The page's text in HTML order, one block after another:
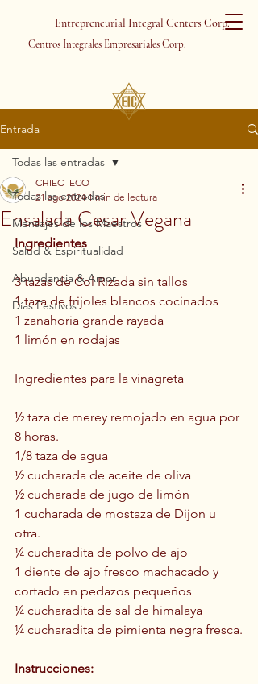
Entrepreneurial Integral Centers Corp.
Centros Integrales Empresariales Corp.
Entrada
Todas las entradas
Mensajes de los Maestros
Salud & Espiritualidad
Abundancia & Amor
Días Festivos
Todas las entradas
Ensalada Cesar Vegana
CHIEC- ECO
21 ago 2024 1 min de lectura
Ingredientes
3 tazas de Col Rizada sin tallos
1 taza de frijoles blancos cocinados
1 zanahoria grande rayada
1 limón en rodajas
Ingredientes para la vinagreta
½ taza de merey remojado en agua por
8 horas.
1/8 taza de agua
½ cucharada de aceite de oliva
½ cucharada de jugo de limón
1 cucharada de mostaza de Dijon u
otra.
¼ cucharadita de polvo de ajo
1 diente de ajo fresco machacado y
cortado en pedazos pequeños
¼ cucharadita de sal de himalaya
¼ cucharadita de pimienta negra fresca.
Instrucciones: